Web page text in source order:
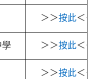
＞＞按此＜＜
＞＞按此＜＜
＞＞按此＜＜